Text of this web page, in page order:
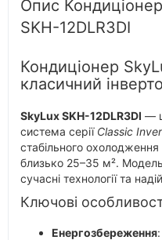
Опис
SKH-12DLR3DI
Кондиціонер
класичний
SkyLux SKH-12DLR3DI —
система серії Classic
стабільного охолодження
близько 25–35 м².
сучасні технології та
Ключові
Енергозбереження